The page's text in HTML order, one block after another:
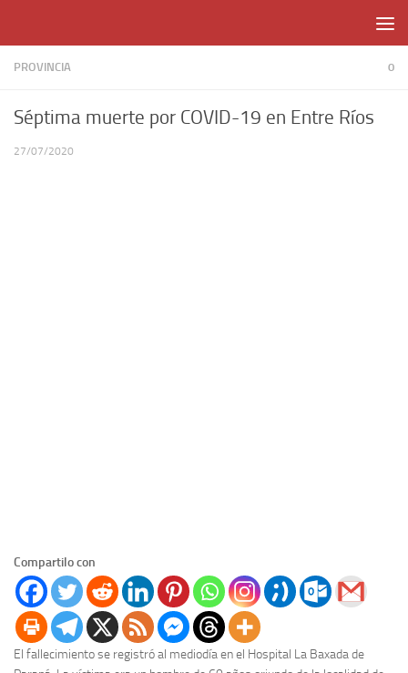
PROVINCIA 0
Séptima muerte por COVID-19 en Entre Ríos
27/07/2020
Compartilo con
El fallecimiento se registró al mediodía en el Hospital La Baxada de